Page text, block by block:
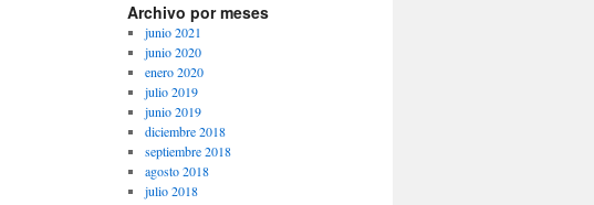
Archivo por meses
junio 2021
junio 2020
enero 2020
julio 2019
junio 2019
diciembre 2018
septiembre 2018
agosto 2018
julio 2018